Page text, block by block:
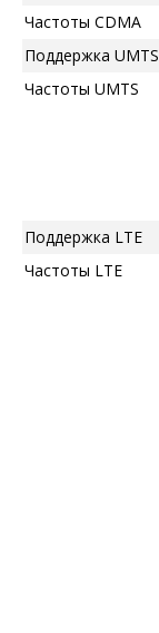
Частоты CDMA
Поддержка UMTS
Частоты UMTS
Поддержка LTE
Частоты LTE